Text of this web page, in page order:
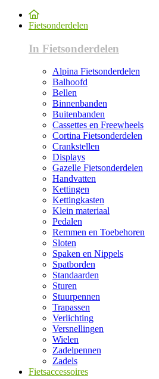
Fietsonderdelen
In Fietsonderdelen
Alpina Fietsonderdelen
Balhoofd
Bellen
Binnenbanden
Buitenbanden
Cassettes en Freewheels
Cortina Fietsonderdelen
Crankstellen
Displays
Gazelle Fietsonderdelen
Handvatten
Kettingen
Kettingkasten
Klein materiaal
Pedalen
Remmen en Toebehoren
Sloten
Spaken en Nippels
Spatborden
Standaarden
Sturen
Stuurpennen
Trapassen
Verlichting
Versnellingen
Wielen
Zadelpennen
Zadels
Fietsaccessoires